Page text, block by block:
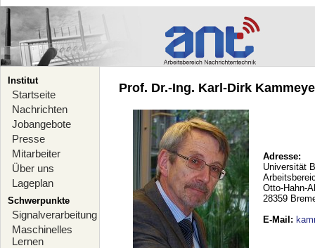
Institut
Startseite
Nachrichten
Jobangebote
Presse
Mitarbeiter
Über uns
Lageplan
Schwerpunkte
Signalverarbeitung
Maschinelles
Lernen
Prof. Dr.-Ing. Karl-Dirk
Adresse:
Universität
Otto-Hahn-
28359
E-Mail :